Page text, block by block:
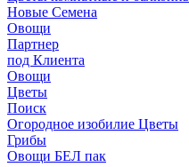
Новые Семена
Овощи
Партнер
под Клиента
Овощи
Цветы
Поиск
Огородное изобилие Цветы
Грибы
Овощи БЕЛ пак